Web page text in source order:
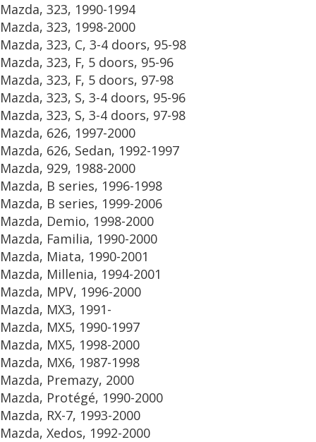
Mazda, 323, 1990-1994
Mazda, 323, 1998-2000
Mazda, 323, C, 3-4 doors, 95-98
Mazda, 323, F, 5 doors, 95-96
Mazda, 323, F, 5 doors, 97-98
Mazda, 323, S, 3-4 doors, 95-96
Mazda, 323, S, 3-4 doors, 97-98
Mazda, 626, 1997-2000
Mazda, 626, Sedan, 1992-1997
Mazda, 929, 1988-2000
Mazda, B series, 1996-1998
Mazda, B series, 1999-2006
Mazda, Demio, 1998-2000
Mazda, Familia, 1990-2000
Mazda, Miata, 1990-2001
Mazda, Millenia, 1994-2001
Mazda, MPV, 1996-2000
Mazda, MX3, 1991-
Mazda, MX5, 1990-1997
Mazda, MX5, 1998-2000
Mazda, MX6, 1987-1998
Mazda, Premazy, 2000
Mazda, Protégé, 1990-2000
Mazda, RX-7, 1993-2000
Mazda, Xedos, 1992-2000